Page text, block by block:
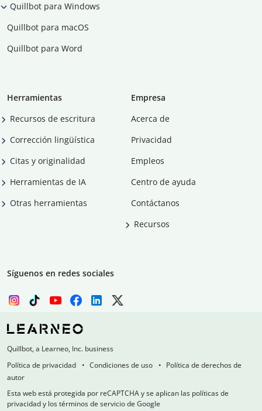
Quillbot para Windows
Quillbot para macOS
Quillbot para Word
Herramientas
Recursos de escritura
Corrección lingüística
Citas y originalidad
Herramientas de IA
Otras herramientas
Empresa
Acerca de
Privacidad
Empleos
Centro de ayuda
Contáctanos
Recursos
Síguenos en redes sociales
Quillbot, a Learneo, Inc. business
Política de privacidad
Condiciones de uso
Política de derechos de
autor
Esta web está protegida por reCAPTCHA y se aplican las políticas de
privacidad y los términos de servicio de Google